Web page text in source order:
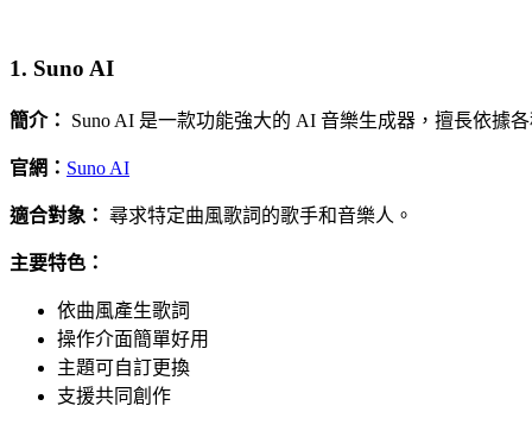
1. Suno AI
簡介： Suno AI 是一款功能強大的 AI 音樂生成器，擅長依據
官網： Suno AI
適合對象： 尋求特定曲風歌詞的歌手和音樂人。
主要特色：
依曲風產生歌詞
操作介面簡單好用
主題可自訂更換
支援共同創作